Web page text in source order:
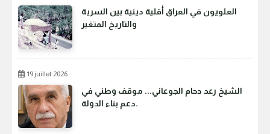
العلويون في العراق أقلية دينية بين السرية
والتاريخ المتغير
19 juillet 2026
الشيخ رعد دحام الجوعاني... موقف وطني في
دعم بناء الدولة.